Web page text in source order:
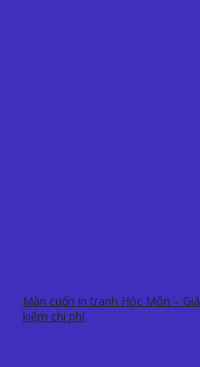
Màn cuốn in tranh Hóc Môn –
kiệm chi phí